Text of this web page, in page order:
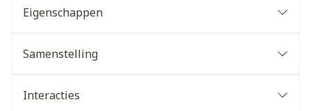
Eigenschappen
Samenstelling
Interacties